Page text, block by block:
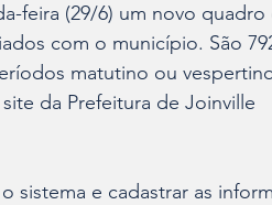
feira (29/6) um novo quadro
com o município. São
matutino ou
da Prefeitura de Joinville
sistema e cadastrar as